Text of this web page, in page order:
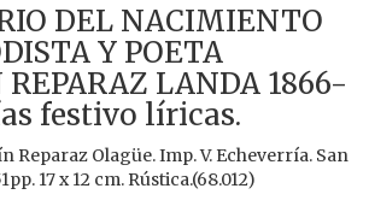
DEL NACIMIENTO
Y POETA
LANDA 1866-
festivo líricas.
Reparaz Olagüe. Imp. V. Echeverría. San
17 x 12 cm. Rústica.(68.012)